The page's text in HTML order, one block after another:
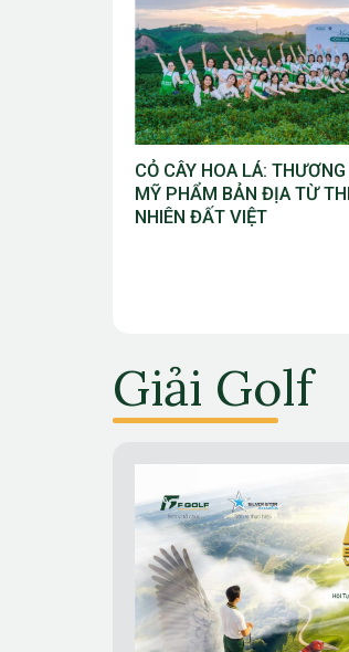
VIB ra mắt chương trình
Swing – Mở khóa đặc
chủ thời cuộc” với ưu đãi
Giải Golf